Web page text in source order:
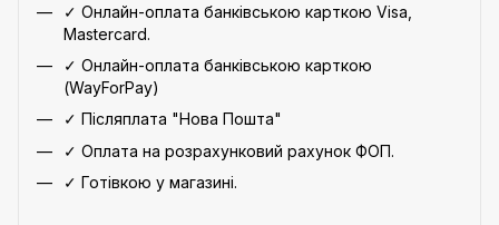
✓ Онлайн-оплата банківською карткою Visa,
Mastercard.
✓ Онлайн-оплата банківською карткою
(WayForPay)
✓ Післяплата "Нова Пошта"
✓ Оплата на розрахунковий рахунок ФОП.
✓ Готівкою у магазині.